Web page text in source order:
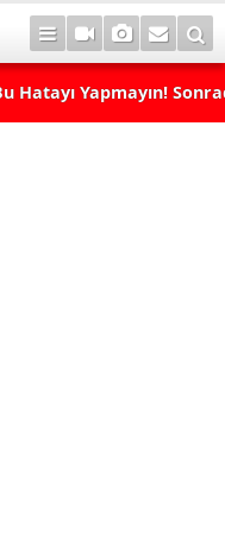
Hatayı Yapmayın!